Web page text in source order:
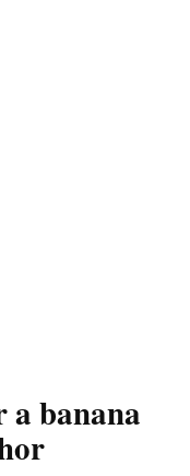
a banana